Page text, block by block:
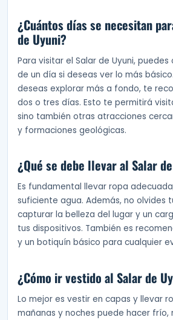
¿Cuántos días se necesitan
de Uyuni?
Para visitar el Salar de Uyuni,
de un día si deseas ver lo más
deseas explorar más a fondo, te
dos o tres días. Esto te permitirá
sino también otras atracciones
y formaciones geológicas.
¿Qué se debe llevar al Salar
Es fundamental llevar ropa
suficiente agua. Además, no olvides
capturar la belleza del lugar y un
tus dispositivos. También es
y un botiquín básico para cualquier
¿Cómo ir vestido al Salar de
Lo mejor es vestir en capas y llevar
mañanas y noches puede hacer frío,